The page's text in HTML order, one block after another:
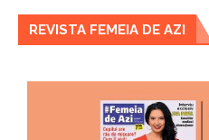
REVISTA FEMEIA DE AZI